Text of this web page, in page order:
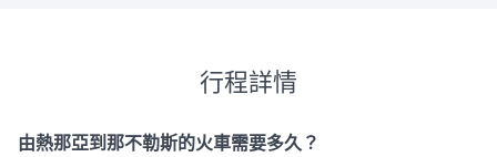
行程詳情
由熱那亞到那不勒斯的火車需要多久？